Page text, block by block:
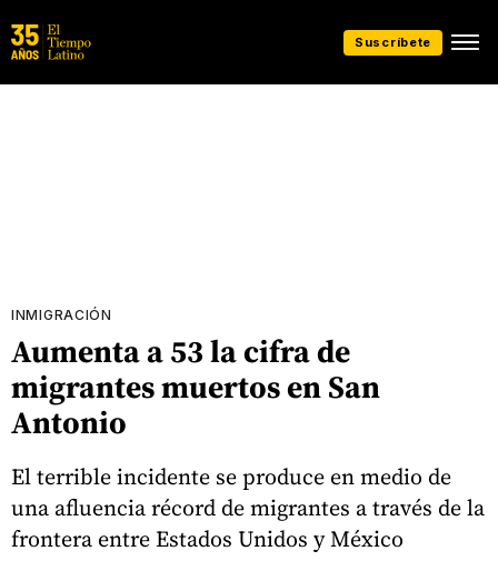
Suscríbete
INMIGRACIÓN
Aumenta a 53 la cifra de
migrantes muertos en San
Antonio
El terrible incidente se produce en medio de
una afluencia récord de migrantes a través de la
frontera entre Estados Unidos y México